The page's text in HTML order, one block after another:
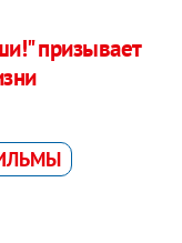
призывает